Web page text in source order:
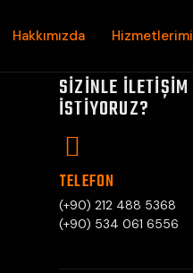
Hakkımızda
SIZINLE ILETIŞIM
ISTIYORUZ?
TELEFON
(+90) 212 488 5368
(+90) 534 061 6556